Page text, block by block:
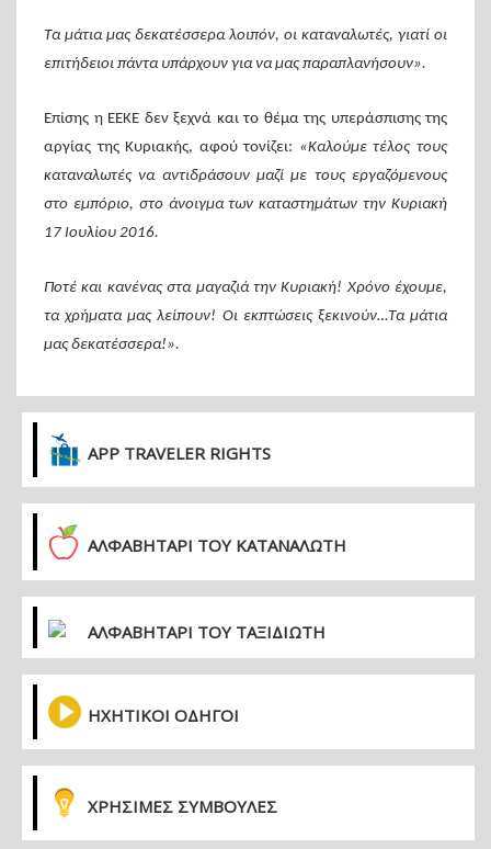
Τα μάτια μας δεκατέσσερα λοιπόν, οι καταναλωτές, γιατί οι
επιτήδειοι πάντα υπάρχουν για να μας παραπλανήσουν».
Eπίσης η ΕΕΚΕ δεν ξεχνά και το θέμα της υπεράσπισης της
αργίας της Κυριακής, αφού τονίζει: «Καλούμε τέλος τους
καταναλωτές να αντιδράσουν μαζί με τους εργαζόμενους
στο εμπόριο, στο άνοιγμα των καταστημάτων την Κυριακή
17 Ιουλίου 2016.
Ποτέ και κανένας στα μαγαζιά την Κυριακή! Χρόνο έχουμε,
τα χρήματα μας λείπουν! Οι εκπτώσεις ξεκινούν…Τα μάτια
μας δεκατέσσερα!».
APP TRAVELER RIGHTS
ΑΛΦΑΒΗΤΑΡΙ ΤΟΥ ΚΑΤΑΝΑΛΩΤΗ
ΑΛΦΑΒΗΤΑΡΙ ΤΟΥ ΤΑΞΙΔΙΩΤΗ
ΗΧΗΤΙΚΟΙ ΟΔΗΓΟΙ
ΧΡΗΣΙΜΕΣ ΣΥΜΒΟΥΛΕΣ